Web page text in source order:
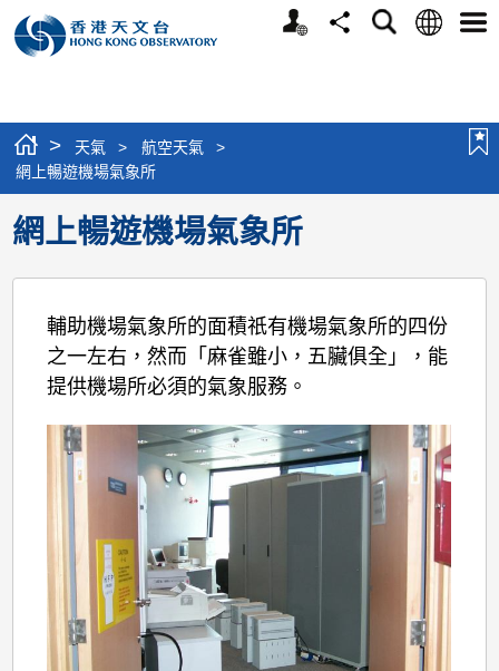
個
分
搜
語
選
> 天氣 > 航空天氣
>
網上暢遊機場氣象所
網上暢遊機場氣象所
輔助機場氣象所的面積祇有機場氣象所的四份
之一左右，然而「麻雀雖小，五臟俱全」，能
提供機場所必須的氣象服務。